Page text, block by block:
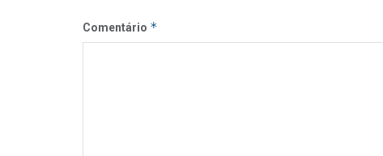
Comentário *